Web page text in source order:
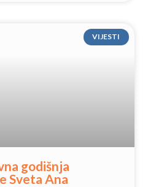
VIJESTI
godišnja
Sveta Ana